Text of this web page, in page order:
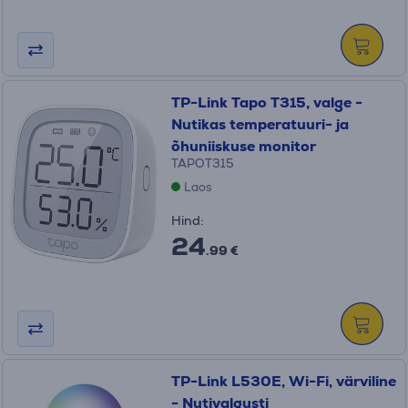
TP-Link Tapo T315, valge -
Nutikas temperatuuri- ja
õhuniiskuse monitor
TAPOT315
Laos
Hind:
24.99 €
TP-Link L530E, Wi-Fi, värviline
- Nutivalgusti